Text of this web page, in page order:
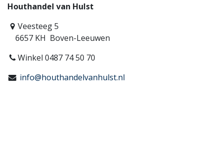
Houthandel van Hulst
Veesteeg 5
6657 KH Boven-Leeuwen
Winkel 0487 74 50 70
info@houthandelvanhulst.nl